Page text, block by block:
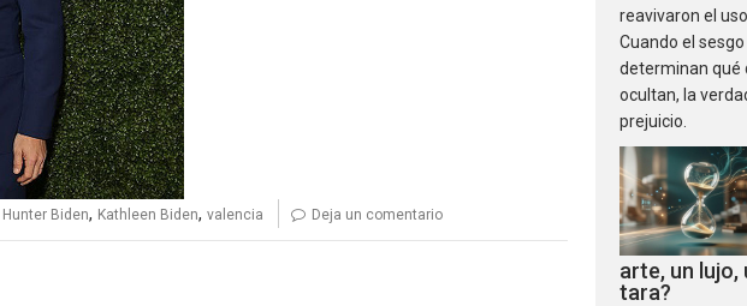
Hunter Biden, Kathleen Biden, valencia Deja un comentario
reavivaron el
Cuando el
determinan qué
ocultan, la
prejuicio.
arte, un lujo,
tara?